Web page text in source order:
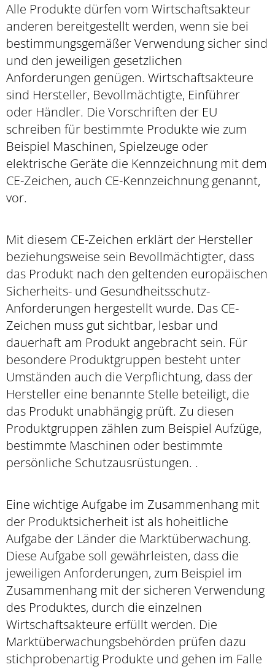
Alle Produkte dürfen vom Wirtschaftsakteur
anderen bereitgestellt werden, wenn sie bei
bestimmungsgemäßer Verwendung sicher sind
und den jeweiligen gesetzlichen
Anforderungen genügen. Wirtschaftsakteure
sind Hersteller, Bevollmächtigte, Einführer
oder Händler. Die Vorschriften der EU
schreiben für bestimmte Produkte wie zum
Beispiel Maschinen, Spielzeuge oder
elektrische Geräte die Kennzeichnung mit dem
CE-Zeichen, auch CE-Kennzeichnung genannt,
vor.
Mit diesem CE-Zeichen erklärt der Hersteller
beziehungsweise sein Bevollmächtigter, dass
das Produkt nach den geltenden europäischen
Sicherheits- und Gesundheitsschutz-
Anforderungen hergestellt wurde. Das CE-
Zeichen muss gut sichtbar, lesbar und
dauerhaft am Produkt angebracht sein. Für
besondere Produktgruppen besteht unter
Umständen auch die Verpflichtung, dass der
Hersteller eine benannte Stelle beteiligt, die
das Produkt unabhängig prüft. Zu diesen
Produktgruppen zählen zum Beispiel Aufzüge,
bestimmte Maschinen oder bestimmte
persönliche Schutzausrüstungen. .
Eine wichtige Aufgabe im Zusammenhang mit
der Produktsicherheit ist als hoheitliche
Aufgabe der Länder die Marktüberwachung.
Diese Aufgabe soll gewährleisten, dass die
jeweiligen Anforderungen, zum Beispiel im
Zusammenhang mit der sicheren Verwendung
des Produktes, durch die einzelnen
Wirtschaftsakteure erfüllt werden. Die
Marktüberwachungsbehörden prüfen dazu
stichprobenartig Produkte und gehen im Falle